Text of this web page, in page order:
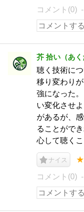
コメント(0)
芥 拾い（あく
聴く技術に
移り変わり
強になった
い変化させ
があるが、
ることがで
心して聴く
ナイス
コメント(0)